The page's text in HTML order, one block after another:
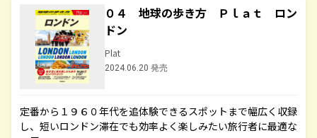
０４ 地球の歩き方 Ｐｌａｔ ロン
ドン
Plat
2024.06.20 発売
定番から１９６０年代を追体験できるスポットまで幅広く収録
し、短いロンドン滞在でも効率よく楽しみたい旅行者に最適な